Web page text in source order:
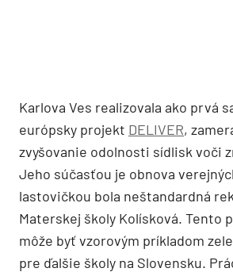
Karlova Ves realizovala ako prvá
európsky projekt DELIVER,
zvyšovanie odolnosti sídlisk voči
Jeho súčasťou je obnova
lastovičkou bola neštandardná
Materskej školy Kolísková. Tento
môže byť vzorovým príkladom
pre ďalšie školy na Slovensku.